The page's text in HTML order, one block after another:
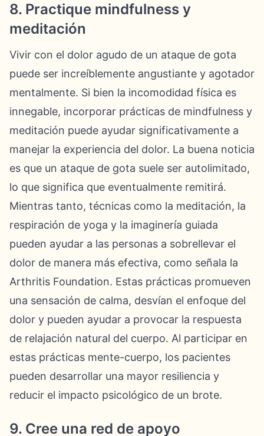
8. Practique mindfulness y
meditación
Vivir con el dolor agudo de un ataque de gota
puede ser increíblemente angustiante y agotador
mentalmente. Si bien la incomodidad física es
innegable, incorporar prácticas de mindfulness y
meditación puede ayudar significativamente a
manejar la experiencia del dolor. La buena noticia
es que un ataque de gota suele ser autolimitado,
lo que significa que eventualmente remitirá.
Mientras tanto, técnicas como la meditación, la
respiración de yoga y la imaginería guiada
pueden ayudar a las personas a sobrellevar el
dolor de manera más efectiva, como señala la
Arthritis Foundation. Estas prácticas promueven
una sensación de calma, desvían el enfoque del
dolor y pueden ayudar a provocar la respuesta
de relajación natural del cuerpo. Al participar en
estas prácticas mente-cuerpo, los pacientes
pueden desarrollar una mayor resiliencia y
reducir el impacto psicológico de un brote.
9. Cree una red de apoyo